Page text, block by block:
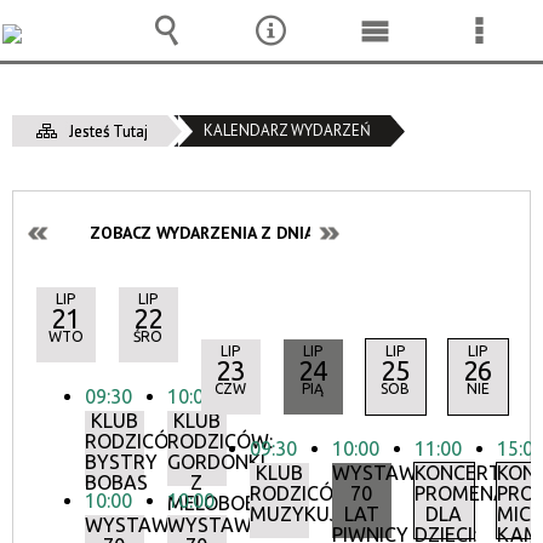
Jesteś Tutaj KALENDARZ WYDARZEŃ
ZOBACZ WYDARZENIA Z DNIA:
LIP
21
WTO
09:30
KLUB
RODZICÓW:
BYSTRY
BOBAS
10:00
WYSTAWA:
LIP
22
ŚRO
10:00
KLUB
RODZICÓW:
GORDONKI
Z
MELOBOBASEM
10:00
WYSTAWA:
LIP
23
CZW
09:30
KLUB
RODZICÓW:
MUZYKUJMY!
LIP
24
PIĄ
10:00
WYSTAWA:
70
LAT
PIWNICY
LIP
25
SOB
11:00
KONCERTY
DLA
DZIECI:
LIP
26
NIE
15:00
Wyszukiwarka
NarzędziaMenu
Menu